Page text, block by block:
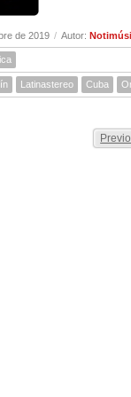
de 2019 / Autor:
Latinastereo Cuba